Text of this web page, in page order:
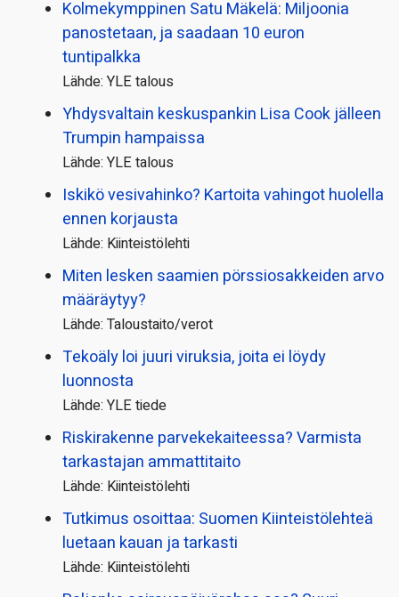
Kolmekymppinen Satu Mäkelä: Miljoonia
panostetaan, ja saadaan 10 euron
tuntipalkka
Lähde: YLE talous
Yhdysvaltain keskuspankin Lisa Cook jälleen
Trumpin hampaissa
Lähde: YLE talous
Iskikö vesivahinko? Kartoita vahingot huolella
ennen korjausta
Lähde: Kiinteistölehti
Miten lesken saamien pörssi­osakkeiden arvo
määräytyy?
Lähde: Taloustaito/verot
Tekoäly loi juuri viruksia, joita ei löydy
luonnosta
Lähde: YLE tiede
Riskirakenne parvekekaiteessa? Varmista
tarkastajan ammattitaito
Lähde: Kiinteistölehti
Tutkimus osoittaa: Suomen Kiinteistölehteä
luetaan kauan ja tarkasti
Lähde: Kiinteistölehti